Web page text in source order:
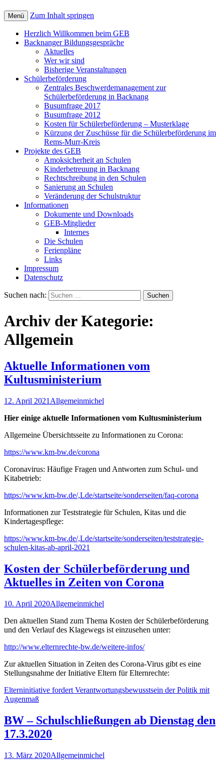
Menü Zum Inhalt springen
Herzlich Willkommen beim GEB
Backnanger Bildungsgespräche
Aktuelles
Wer wir sind
Bisherige Veranstaltungen
Schülerbeförderung
Zentrales Beschwerdemanagement zur
Schülerbeförderung in Backnang
Busumfrage 2017
Busumfrage 2012
Kosten für Schülerbeförderung – Musterklage
Kürzung der Zuschüsse für die Schülerbeförderung im
Rems-Murr-Kreis
Projekte des GEB
Amoksicherheit an Schulen
Kinderbetreuung in Backnang
Rechtschreibung in den Schulen
Sanierung an Schulen
Veränderung der Schulstruktur
Informationen
Dokumente und Downloads
GEB-Mitglieder
Internes
Die Schulen
Ferienpläne
Links
Impressum
Datenschutz
Suchen nach:
Archiv der Kategorie:
Allgemein
Aktuelle Informationen vom
Kultusministerium
12. April 2021 Allgemeinmichel
Hier einige aktuelle Informationen vom Kultusministerium
Allgemeine Übersichtsseite zu Informationen zu Corona:
https://www.km-bw.de/corona
Coronavirus: Häufige Fragen und Antworten zum Schul- und
Kitabetrieb:
https://www.km-bw.de/,Lde/startseite/sonderseiten/faq-corona
Informationen zur Teststrategie für Schulen, Kitas und die
Kindertagespflege:
https://www.km-bw.de/,Lde/startseite/sonderseiten/teststrategie-
schulen-kitas-ab-april-2021
Kosten der Schülerbeförderung und
Aktuelles in Zeiten von Corona
10. April 2020Allgemeinmichel
Den aktuellen Stand zum Thema Kosten der Schülerbeförderung
und den Verlauf des Klagewegs ist einzusehen unter:
http://www.elternrechte-bw.de/weitere-infos/
Zur aktuellen Situation in Zeiten des Corona-Virus gibt es eine
Stellungsnahme der Initiative Eltern für Elternrechte:
Elterninitiative fordert Verantwortungsbewusstsein der Politik mit
Augenmaß
BW – Schulschließungen ab Dienstag den
17.3.2020
13. März 2020Allgemeinmichel